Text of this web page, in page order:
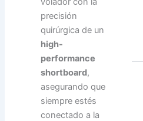
precisión
quirúrgica de un
high-
performance
shortboard,
asegurando que
siempre estés
conectado a la